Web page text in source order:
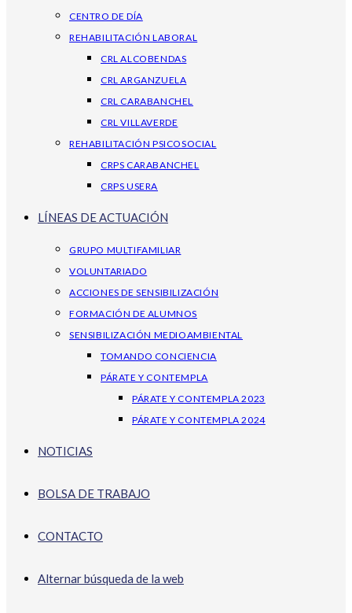
CENTRO DE DÍA
REHABILITACIÓN LABORAL
CRL ALCOBENDAS
CRL ARGANZUELA
CRL CARABANCHEL
CRL VILLAVERDE
REHABILITACIÓN PSICOSOCIAL
CRPS CARABANCHEL
CRPS USERA
LÍNEAS DE ACTUACIÓN
GRUPO MULTIFAMILIAR
VOLUNTARIADO
ACCIONES DE SENSIBILIZACIÓN
FORMACIÓN DE ALUMNOS
SENSIBILIZACIÓN MEDIOAMBIENTAL
TOMANDO CONCIENCIA
PÁRATE Y CONTEMPLA
PÁRATE Y CONTEMPLA 2023
PÁRATE Y CONTEMPLA 2024
NOTICIAS
BOLSA DE TRABAJO
CONTACTO
Alternar búsqueda de la web